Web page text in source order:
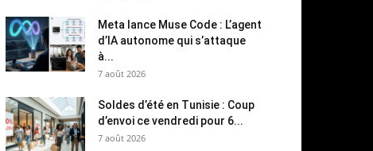
Meta lance Muse Code : L’agent
d’IA autonome qui s’attaque
à...
7 août 2026
Soldes d’été en Tunisie : Coup
d’envoi ce vendredi pour 6...
7 août 2026